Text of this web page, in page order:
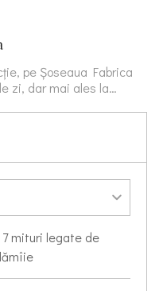
pe Șoseaua Fabrica
zi, dar mai ales la…
mituri legate de